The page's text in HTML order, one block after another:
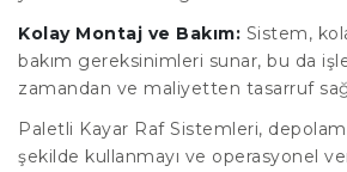
Kolay Montaj ve Bakım: Sistem,
bakım gereksinimleri sunar, bu da
zamandan ve maliyetten tasarruf
Paletli Kayar Raf Sistemleri,
şekilde kullanmayı ve operasyonel